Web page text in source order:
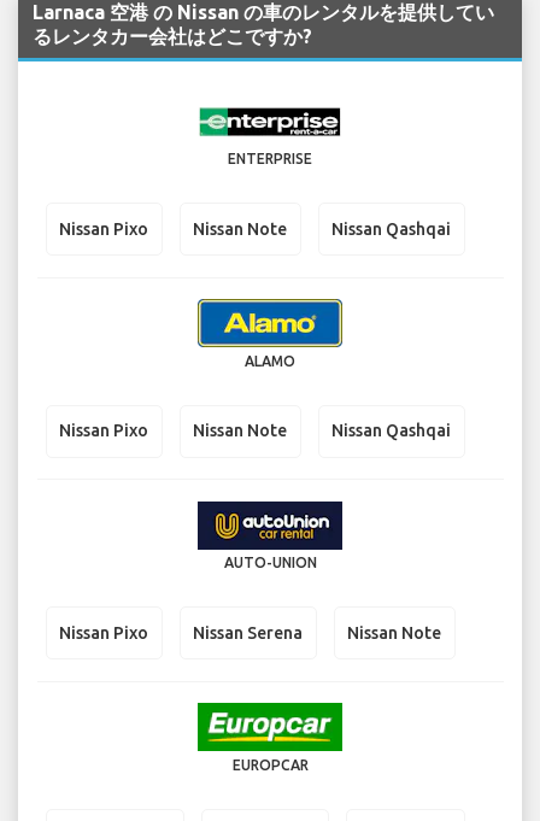
Larnaca 空港 の Nissan の車のレンタルを提供してい
るレンタカー会社はどこですか?
ENTERPRISE
Nissan Pixo Nissan Note Nissan Qashqai
ALAMO
Nissan Pixo Nissan Note Nissan Qashqai
AUTO-UNION
Nissan Pixo Nissan Serena Nissan Note
EUROPCAR